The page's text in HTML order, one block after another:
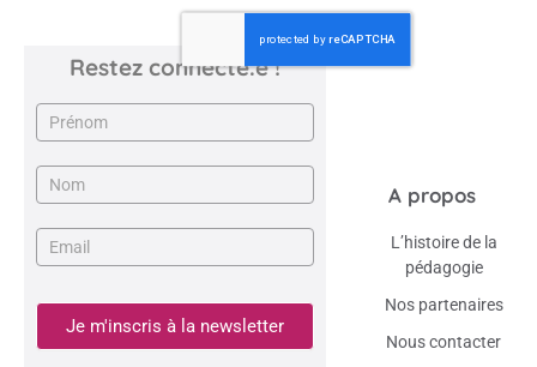
Restez connecté.e !
Newsletter
Je m'inscris à la newsletter
A propos
L’histoire de la
pédagogie
Nos partenaires
Nous contacter